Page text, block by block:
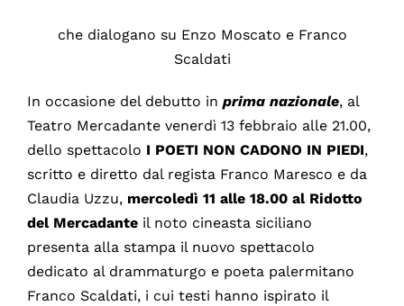
che dialogano su Enzo Moscato e Franco
Scaldati
In occasione del debutto in prima nazionale, al
Teatro Mercadante venerdì 13 febbraio alle 21.00,
dello spettacolo I POETI NON CADONO IN PIEDI,
scritto e diretto dal regista Franco Maresco e da
Claudia Uzzu, mercoledì 11 alle 18.00 al Ridotto
del Mercadanteil noto cineasta siciliano
presenta alla stampa il nuovo spettacolo
dedicato al drammaturgo e poeta palermitano
Franco Scaldati, i cui testi hanno ispirato il